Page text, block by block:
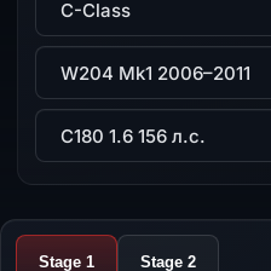
Поколение
Двигатель
Stage 1 Stage 2